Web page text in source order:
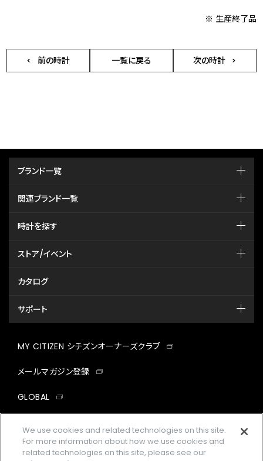
※ 生産終了品
前の時計 一覧に戻る 次の時計
ブランド一覧
関連ブランド一覧
時計を探す
ストア/イベント
カタログ
サポート
MY CITIZEN シチズンオーナーズクラブ
メールマガジン登録
GLOBAL
facebookinstagramtwitter
We use cookies and related technologies on this site.
For more information about how we use cookies and
related technologies on this site, please see our